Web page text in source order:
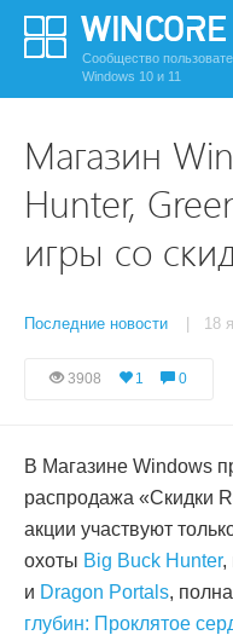
Сообщество
Windows 10 и 11
Магазин
Hunter,
игры со
Последние новости | 18
3908 1 0
В Магазине Windows
распродажа «Скидки
акции участвуют
охоты Big Buck Hunter,
и Dragon Portals,
глубин: Проклятое